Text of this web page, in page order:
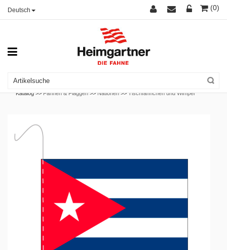
Deutsch (0)
Katalog >>Fahnen & Flaggen >>Nationen >>Tischfähnchen und Wimpel